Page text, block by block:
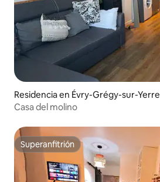
Residencia en Évry-Grégy-sur-Yerre
Casa del molino
Superanfitrión
Superanfitrión